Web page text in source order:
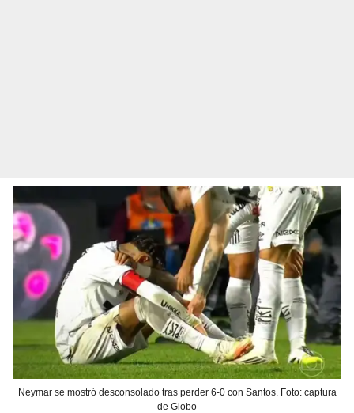
Neymar se mostró desconsolado tras perder 6-0 con Santos. Foto: captura
de Globo